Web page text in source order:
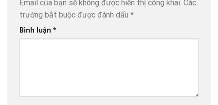
Email của bạn sẽ không được hiển thị công khai. Các
trường bắt buộc được đánh dấu *
Bình luận *